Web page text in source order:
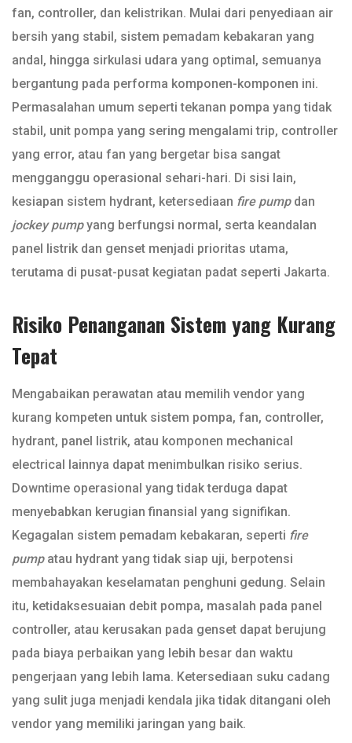
fan, controller, dan kelistrikan. Mulai dari penyediaan air
bersih yang stabil, sistem pemadam kebakaran yang
andal, hingga sirkulasi udara yang optimal, semuanya
bergantung pada performa komponen-komponen ini.
Permasalahan umum seperti tekanan pompa yang tidak
stabil, unit pompa yang sering mengalami trip, controller
yang error, atau fan yang bergetar bisa sangat
mengganggu operasional sehari-hari. Di sisi lain,
kesiapan sistem hydrant, ketersediaan fire pumpdan
jockey pumpyang berfungsi normal, serta keandalan
panel listrik dan genset menjadi prioritas utama,
terutama di pusat-pusat kegiatan padat seperti Jakarta.
Risiko Penanganan Sistem yang Kurang
Tepat
Mengabaikan perawatan atau memilih vendor yang
kurang kompeten untuk sistem pompa, fan, controller,
hydrant, panel listrik, atau komponen mechanical
electrical lainnya dapat menimbulkan risiko serius.
Downtime operasional yang tidak terduga dapat
menyebabkan kerugian finansial yang signifikan.
Kegagalan sistem pemadam kebakaran, seperti fire
pumpatau hydrant yang tidak siap uji, berpotensi
membahayakan keselamatan penghuni gedung. Selain
itu, ketidaksesuaian debit pompa, masalah pada panel
controller, atau kerusakan pada genset dapat berujung
pada biaya perbaikan yang lebih besar dan waktu
pengerjaan yang lebih lama. Ketersediaan suku cadang
yang sulit juga menjadi kendala jika tidak ditangani oleh
vendor yang memiliki jaringan yang baik.